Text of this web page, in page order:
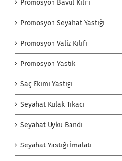
Promosyon Bavul Kılıfı
Promosyon Seyahat Yastığı
Promosyon Valiz Kılıfı
Promosyon Yastık
Saç Ekimi Yastığı
Seyahat Kulak Tıkacı
Seyahat Uyku Bandı
Seyahat Yastığı İmalatı